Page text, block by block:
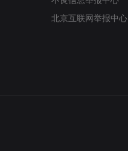
北京互联网举报中心